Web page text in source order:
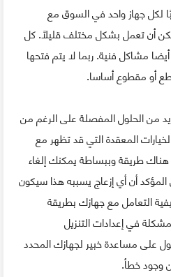
لكل جهاز واحد في السوق مع
أن تعمل بشكل مختلف قليلاً. كل
مشاكل فنية. ربما لا يتم فتحها
أو مقطوع أساسا.
من الحلول المفصلة على الرغم من
المعقدة التي قد تظهر مع
طريقة وببساطة يمكنك إلغاء
المؤكد أن أي إزعاج يسببه هذا سيكون
التعامل مع جهازك بطريقة
في إعدادات التنزيل
على مساعدة خبير لجهازك المحدد
وجود خطأ.